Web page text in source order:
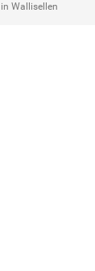
Wallisellen